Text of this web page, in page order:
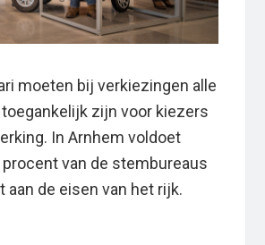
moeten bij verkiezingen alle
zijn voor kiezers
In Arnhem voldoet
van de stembureaus
aan de eisen van het rijk.